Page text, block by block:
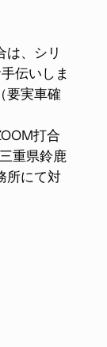
は、シリ
伝いしま
要実車確
打合
重県鈴鹿
所にて対